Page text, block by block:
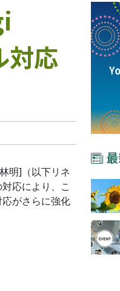
対応
明]（以下リネ
応により、こ
がさらに強化